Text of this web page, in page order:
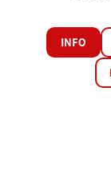
INFO